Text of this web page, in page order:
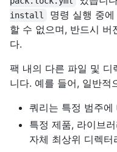
install
명령 실행 중
할 수 없으며, 반드시 버
다.
팩 내의 다른 파일 및 디
니다. 예를 들어, 일반적
쿼리는 특정 범주에
특정 제품, 라이브
자체 최상위 디렉터